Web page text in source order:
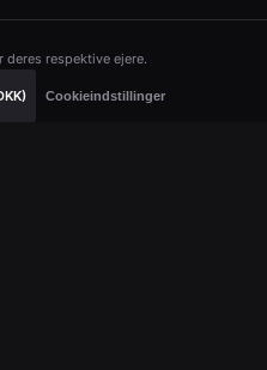
respektive ejere.
Cookieindstillinger